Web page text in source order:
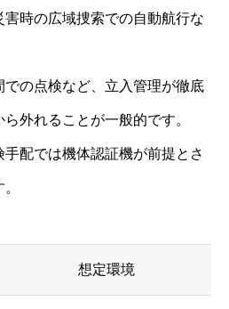
時の広域捜索での自動航行な
の点検など、立入管理が徹底
外れることが一般的です。
配では機体認証機が前提とさ
想定環境